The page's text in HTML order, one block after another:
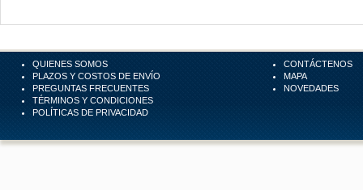
QUIENES SOMOS
PLAZOS Y COSTOS DE ENVÍO
PREGUNTAS FRECUENTES
TÉRMINOS Y CONDICIONES
POLÍTICAS DE PRIVACIDAD
CONTÁCTENOS
MAPA
NOVEDADES